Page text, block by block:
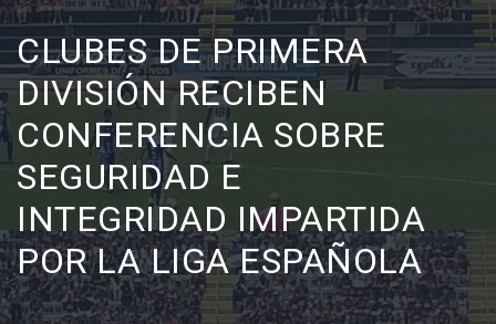
CLUBES DE PRIMERA
DIVISIÓN RECIBEN
CONFERENCIA SOBRE
SEGURIDAD E
INTEGRIDAD IMPARTIDA
POR LA LIGA ESPAÑOLA